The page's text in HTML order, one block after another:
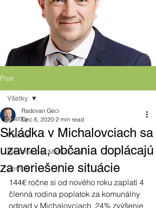
Post
Všetky
Politika
Riešenia pre Michalovce
Zemplín
Všetky
Skládka v Michalovciach sa
uzavrela, občania doplácajú
za neriešenie situácie
Radovan Geci
Dec 6, 2020 2 min read
144€ ročne si od nového roku zaplatí 4
členná rodina poplatok za komunálny
odpad v Michalovciach. 24% zvýšenie